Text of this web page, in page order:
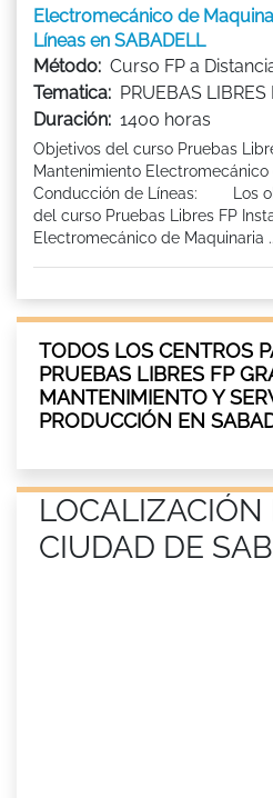
Electromecánico de
Líneas en SABADELL
Método: Curso FP a
Tematica: PRUEBAS LIBRES
Duración: 1400 horas
Objetivos del curso Pruebas
Mantenimiento
Conducción de Líneas: Los
del curso Pruebas Libres FP
Electromecánico de Maquinaria
TODOS LOS CENTROS
PRUEBAS LIBRES FP
MANTENIMIENTO Y
PRODUCCIÓN EN
LOCALIZACIÓN
CIUDAD DE